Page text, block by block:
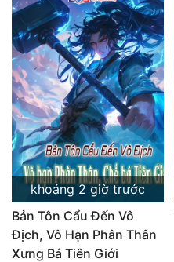
khoảng 2 giờ trước
Bản Tôn Cẩu Đến Vô
Địch, Vô Hạn Phân Thân
Xưng Bá Tiên Giới